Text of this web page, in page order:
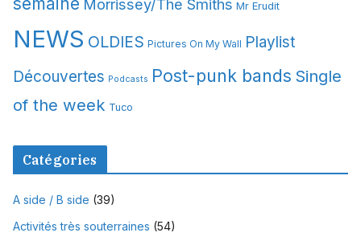
Morrissey/The Smiths Mr Erudit
NEWS OLDIES Pictures On My Wall Playlist
Découvertes Podcasts Post-punk bands Single
of the week Tuco
Catégories
A side / B side (39)
Activités très souterraines (54)